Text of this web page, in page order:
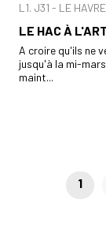
L1. J31 - LE
LE HAC À
A croire qu'ils ne
jusqu'à la mi-
maint...
Pagination
1